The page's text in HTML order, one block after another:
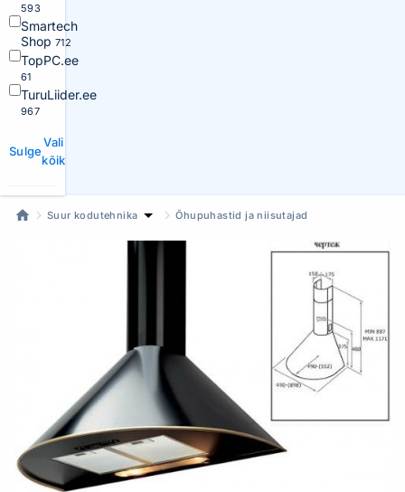
593
Smartech
Shop 712
TopPC.ee
61
TuruLiider.ee
967
Sulge
Vali
kõik
Suur kodutehnika Õhupuhastid ja niisutajad